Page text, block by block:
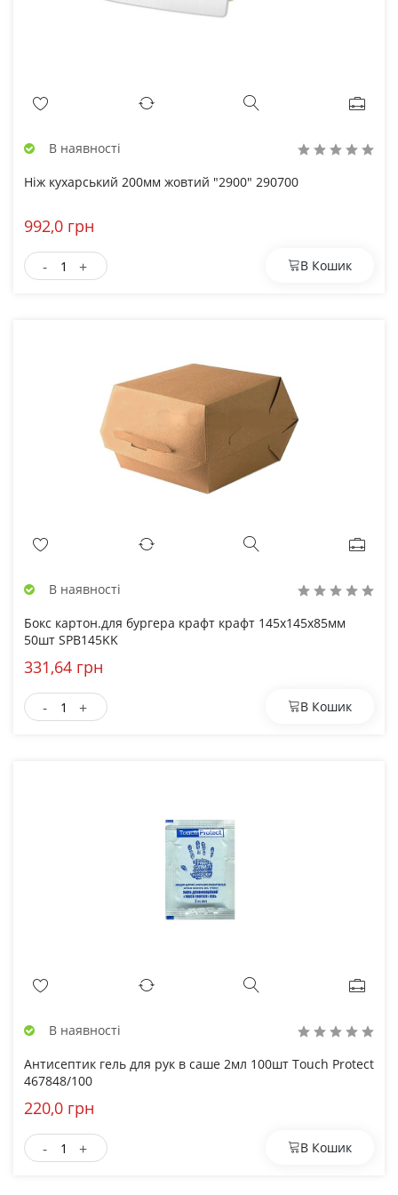
В наявності
Ніж кухарський 200мм жовтий "2900" 290700
992,0 грн
- + В Кошик
В наявності
Бокс картон.для бургера крафт крафт 145х145х85мм
50шт SPB145KK
331,64 грн
- + В Кошик
В наявності
Антисептик гель для рук в саше 2мл 100шт Touch Protect
467848/100
220,0 грн
- + В Кошик